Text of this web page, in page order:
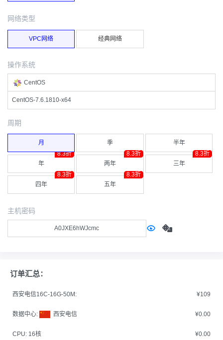
网络类型
VPC网络 经典网络
操作系统
CentOS
CentOS-7.6.1810-x64
周期
月 季 半年
年
8.3折
两年
8.3折
三年
8.3折
四年
8.3折
五年
8.3折
主机密码
订单汇总：
西安电信16C-16G-50M: ¥109
数据中心: 西安电信 ¥0.00
CPU: 16核 ¥0.00